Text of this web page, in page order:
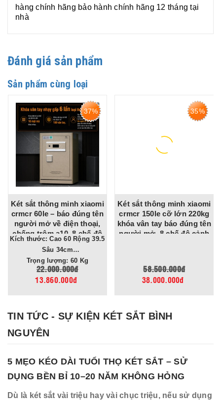
hàng chính hãng bảo hành chính hãng 12 tháng tại
nhà
Đánh giá sản phẩm
Sản phẩm cùng loại
37%
Két sắt thông minh xiaomi
crmcr 60le – báo đúng tên
người mở về điện thoại,
chống trộm a10, 8 chế độ
cảnh báo điện thoại
Kích thước: Cao 60 Rộng 39.5
Sâu 34cm
Trọng lượng: 60 Kg
22.000.000đ
13.860.000đ
35%
Két sắt thông minh xiaomi
crmcr 150le cỡ lớn 220kg
khóa vân tay báo đúng tên
người mở, 8 chế độ cảnh
58.500.000đ
38.000.000đ
TIN TỨC - SỰ KIỆN KÉT SẮT BÌNH
NGUYÊN
5 MẸO KÉO DÀI TUỔI THỌ KÉT SẮT – SỬ
DỤNG BỀN BỈ 10–20 NĂM KHÔNG HỎNG
Dù là két sắt vài triệu hay vài chục triệu, nếu sử dụng